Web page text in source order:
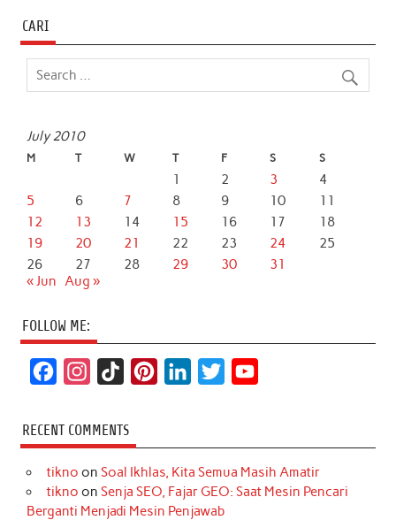
CARI
July 2010
M T W T F S S
1 2 3
4
5
6 7 8 9 10
11
12
13 14 15 16 17
18
19
20 21 22 23 24
25
26
27 28 29 30
31
« Jun Aug »
FOLLOW ME:
c
e
b
s
t
a
k
T
o
k
t
e
r
k
e
d
t
t
T
u
RECENT COMMENTS
tikno on Soal Ikhlas, Kita Semua Masih Amatir
tikno on Senja SEO, Fajar GEO: Saat Mesin Pencari
Berganti Menjadi Mesin Penjawab